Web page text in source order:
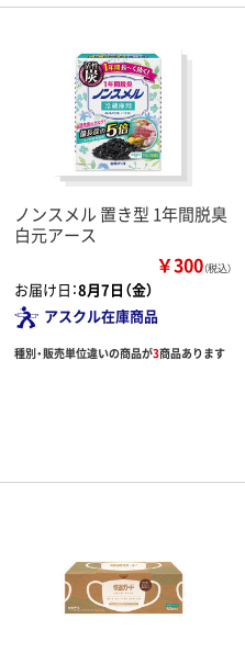
ノンスメル 置き型 1年間脱臭
白元アース
￥300（税込）
お届け日：8月7日（金）
アスクル在庫商品
種別・販売単位違いの商品が3商品あります